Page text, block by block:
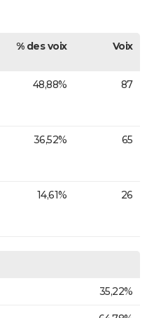
% des voix Voix
48,88% 87
36,52% 65
14,61% 26
35,22%